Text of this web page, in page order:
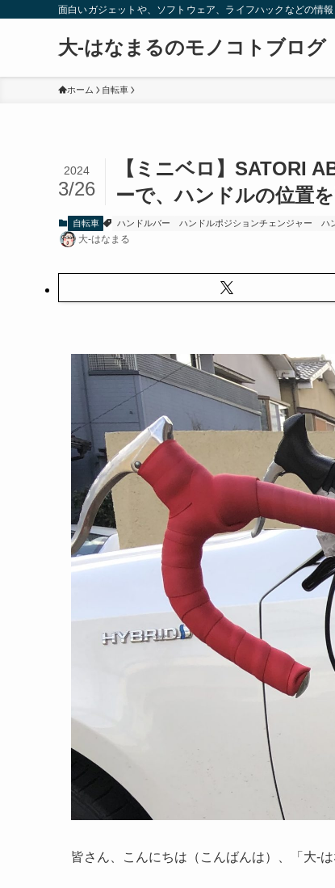
面白いガジェットや、ソフトウェア、ライフハックなどの情報
大-はなまるのモノコトブログ
ホーム 自転車
【ミニベロ】SATORI
ーで、ハンドルの位置
2024
3/26
自転車 ハンドルバー ハンドルポジションチェンジャー ハ
大-はなまる
皆さん、こんにちは（こんばんは）、「大-